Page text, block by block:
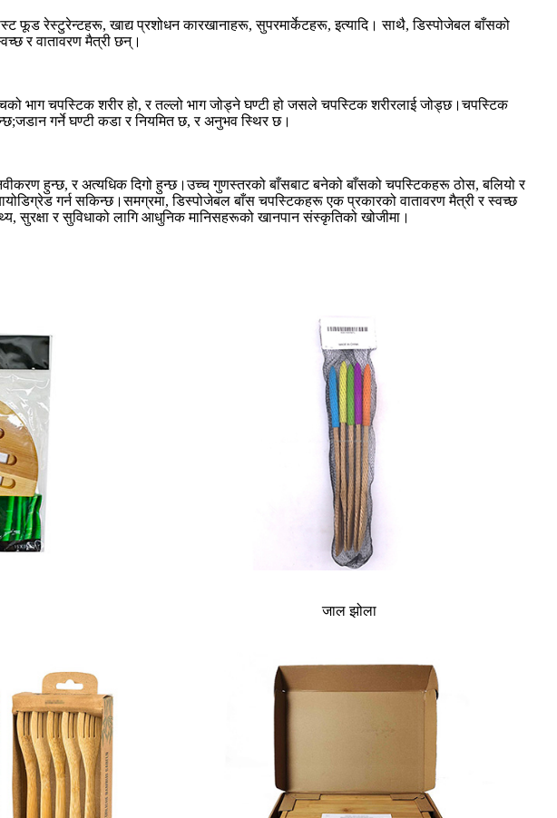
फूड रेस्टुरेन्टहरू, खाद्य प्रशोधन कारखानाहरू, सुपरमार्केटहरू, इत्यादि। साथै, डिस्पोजेबल बाँसको
र वातावरण मैत्री छन्।
भाग चपस्टिक शरीर हो, र तल्लो भाग जोड्ने घण्टी हो जसले चपस्टिक शरीरलाई जोड्छ।चपस्टिक
गर्ने घण्टी कडा र नियमित छ, र अनुभव स्थिर छ।
हुन्छ, र अत्यधिक दिगो हुन्छ।उच्च गुणस्तरको बाँसबाट बनेको बाँसको चपस्टिकहरू ठोस, बलियो र
गर्न सकिन्छ।समग्रमा, डिस्पोजेबल बाँस चपस्टिकहरू एक प्रकारको वातावरण मैत्री र स्वच्छ
सुरक्षा र सुविधाको लागि आधुनिक मानिसहरूको खानपान संस्कृतिको खोजीमा।
जाल झोला